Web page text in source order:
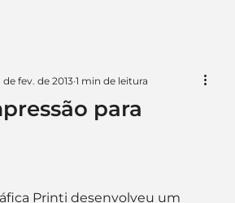
para
de fev. de 2013 1 min de leitura
de 5 estrelas.
Printi desenvolveu um